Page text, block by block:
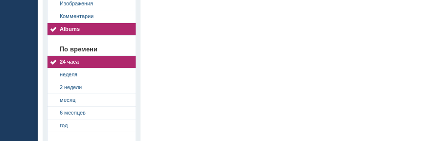
Изображения
Комментарии
Albums
По времени
24 часа
неделя
2 недели
месяц
6 месяцев
год